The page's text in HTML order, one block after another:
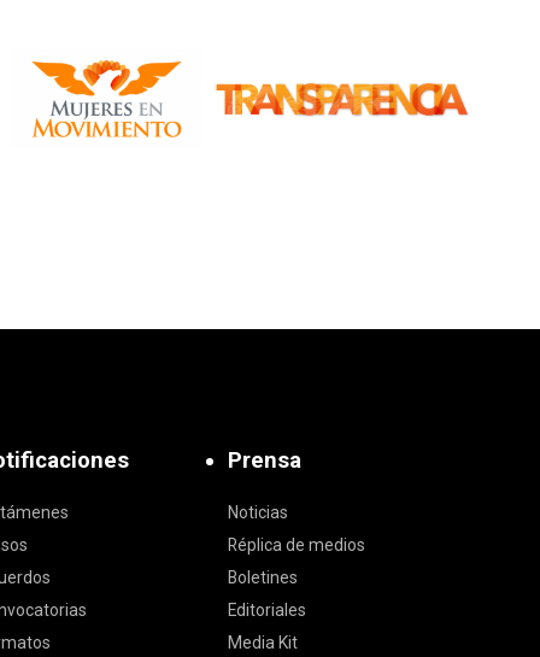
Prensa
Noticias
Réplica de medios
Boletines
Editoriales
Media Kit